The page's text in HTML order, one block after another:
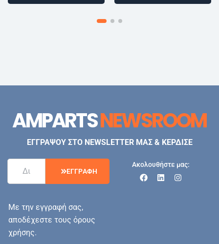
AMPARTSNEWSROOM
ΕΓΓΡΑΨΟΥ ΣΤΟ NEWSLETTER ΜΑΣ & ΚΕΡΔΙΣΕ
ΕΓΓΡΑΦΗ
Με την εγγραφή σας,
αποδέχεστε τους όρους
χρήσης.
Ακολουθήστε μας: